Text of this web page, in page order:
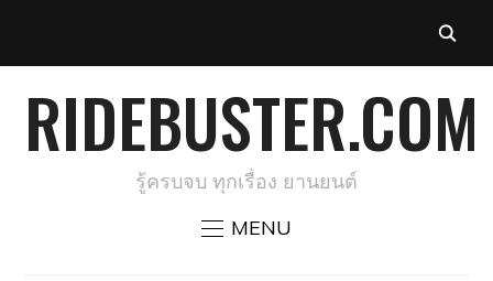
RIDEBUSTER.COM
รู้ครบจบ ทุกเรื่อง ยานยนต์
MENU